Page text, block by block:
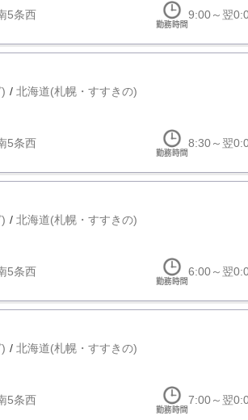
5条西 9:00～翌
北海道(札幌・すすきの)
5条西 8:30～翌
北海道(札幌・すすきの)
5条西 6:00～翌
北海道(札幌・すすきの)
5条西 7:00～翌